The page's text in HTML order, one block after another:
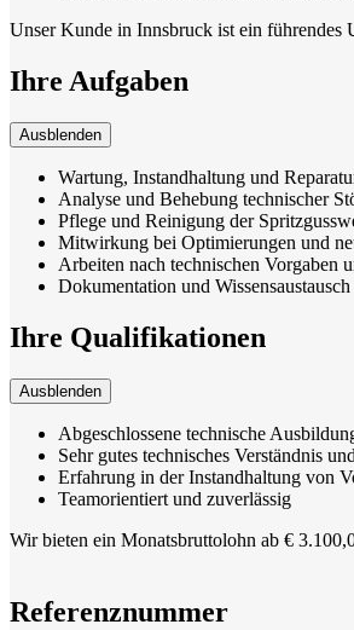
Unser Kunde in Innsbruck ist ein führendes
Ihre Aufgaben
Ausblenden
Wartung, Instandhaltung und
Analyse und Behebung technischer
Pflege und Reinigung der
Mitwirkung bei Optimierungen und
Arbeiten nach technischen Vorgaben
Dokumentation und
Ihre Qualifikationen
Ausblenden
Abgeschlossene technische
Sehr gutes technisches Verständnis
Erfahrung in der Instandhaltung von
Teamorientiert und zuverlässig
Wir bieten ein Monatsbruttolohn ab €
Referenznummer